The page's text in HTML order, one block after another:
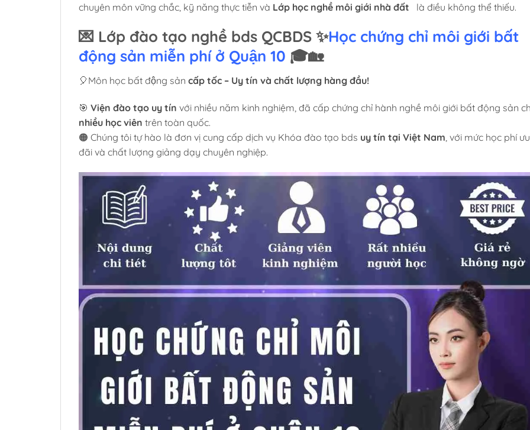
chuyên môn vững chắc, kỹ năng thực tiễn và Lớp học nghề môi giới nhà đất là điều không thể thiếu.
💌 Lớp đào tạo nghề bds QCBDS ✨Học chứng chỉ môi giới bất
động sản miễn phí ở Quận 10 🎓🏡
🎈Môn học bất động sản cấp tốc – Uy tín và chất lượng hàng đầu!
🎯 Viện đào tạo uy tín với nhiều năm kinh nghiệm, đã cấp chứng chỉ hành nghề môi giới bất động sản
nhiều học viên trên toàn quốc.
🟠 Chúng tôi tự hào là đơn vị cung cấp dịch vụ Khóa đào tạo bds uy tín tại Việt Nam, với mức học phí ưu
đãi và chất lượng giảng dạy chuyên nghiệp.